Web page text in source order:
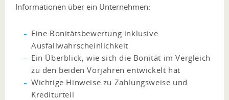
Informationen über ein Unternehmen:
Eine Bonitätsbewertung inklusive
Ausfallwahrscheinlichkeit
Ein Überblick, wie sich die Bonität im Vergleich
zu den beiden Vorjahren entwickelt hat
Wichtige Hinweise zu Zahlungsweise und
Krediturteil